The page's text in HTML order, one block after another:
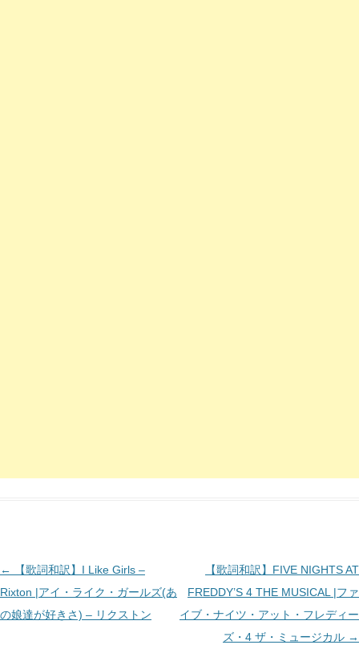
投
稿
ナ
←
【歌詞和訳】I Like Girls –
Rixton |アイ・ライク・ガールズ(あ
の娘達が好きさ) – リクストン
【歌詞和訳】FIVE NIGHTS AT
FREDDY’S 4 THE MUSICAL |ファ
イブ・ナイツ・アット・フレディー
ズ・4 ザ・ミュージカル →